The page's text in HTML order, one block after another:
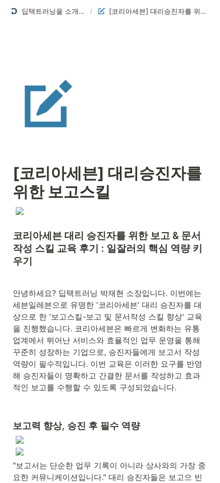
딥택트러닝을 소개합니다 / [코리아세븐] 대리승진자를 위한 보고스킬
[코리아세븐] 대리승진자를
위한 보고스킬
코리아세븐 대리 승진자를 위한 보고 & 문서
작성 스킬 교육 후기 : 일잘러의 핵심 역량 키
우기
안녕하세요? 딥택트러닝 박재현 소장입니다. 이번에는
세븐일레븐으로 유명한 '코리아세븐' 대리 승진자를 대
상으로 한 '보고스킬-보고 및 문서작성 스킬 향상' 교육
을 진행했습니다. 코리아세븐은 빠르게 변화하는 유통
업계에서 뛰어난 서비스와 효율적인 업무 운영을 통해
꾸준히 성장하는 기업으로, 승진자들에게 보고서 작성
역량이 필수적입니다. 이번 교육은 이러한 요구를 반영
해 승진자들이 명확하고 간결한 문서를 작성하고 효과
적인 보고를 수행할 수 있도록 구성되었습니다.
보고력 향상, 승진 후 필수 역량
"보고서는 단순한 업무 기록이 아니라 상사와의 가장 중
요한 커뮤니케이션입니다." 대리 승진자들은 보고으 빈